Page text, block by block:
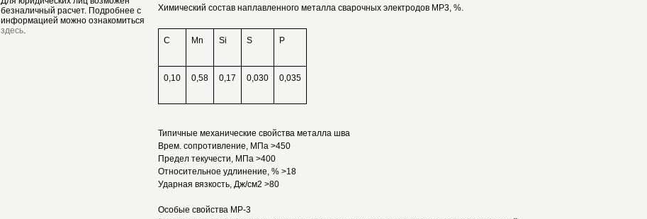
безналичный расчет. Подробнее с
информацией можно ознакомиться
здесь.
Химический состав наплавленного металла сварочных электродов МР3, %.
C Mn Si S P
0,10 0,58 0,17 0,030 0,035
Типичные механические свойства металла шва
Врем. сопротивление, МПа >450
Предел текучести, МПа >400
Относительное удлинение, % >18
Ударная вязкость, Дж/см2 >80
Особые свойства МР-3